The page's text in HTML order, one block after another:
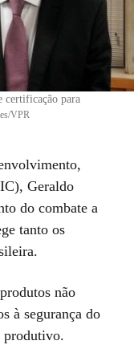
certificação para
VPR
Geraldo
do combate a
tanto os
não
à segurança do
produtivo.